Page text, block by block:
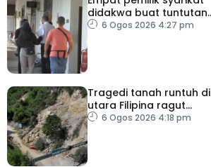
didakwa buat tuntutan
palsu PERKESO
6 Ogos 2026 4:27 pm
Tragedi tanah runtuh di
utara Filipina ragut
empat nyawa
6 Ogos 2026 4:18 pm